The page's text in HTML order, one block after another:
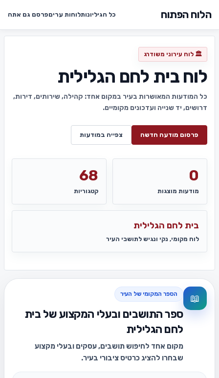
הלוח הפתוח כל הגיליונותלוחות עריםפרסם גם אתה
🏛️ לוח עירוני משודרג
לוח בית לחם הגלילית
כל המודעות המאושרות בעיר במקום אחד: קהילה, שירותים, דירות,
דרושים, יד שנייה ועדכונים מקומיים.
פרסום מודעה חדשה צפייה במודעות
0
מודעות מוצגות
68
קטגוריות
בית לחם הגלילית
לוח מקומי, נקי ונגיש לתושבי העיר
📖 הספר המקומי של העיר
ספר התושבים ובעלי המקצוע של בית
לחם הגלילית
מקום אחד לחיפוש תושבים, עסקים ובעלי מקצוע
שבחרו להציג כרטיס ציבורי בעיר.